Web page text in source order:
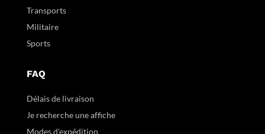
Transports
Militaire
Sports
FAQ
Délais de livraison
Je recherche une affiche
Modes d'expédition